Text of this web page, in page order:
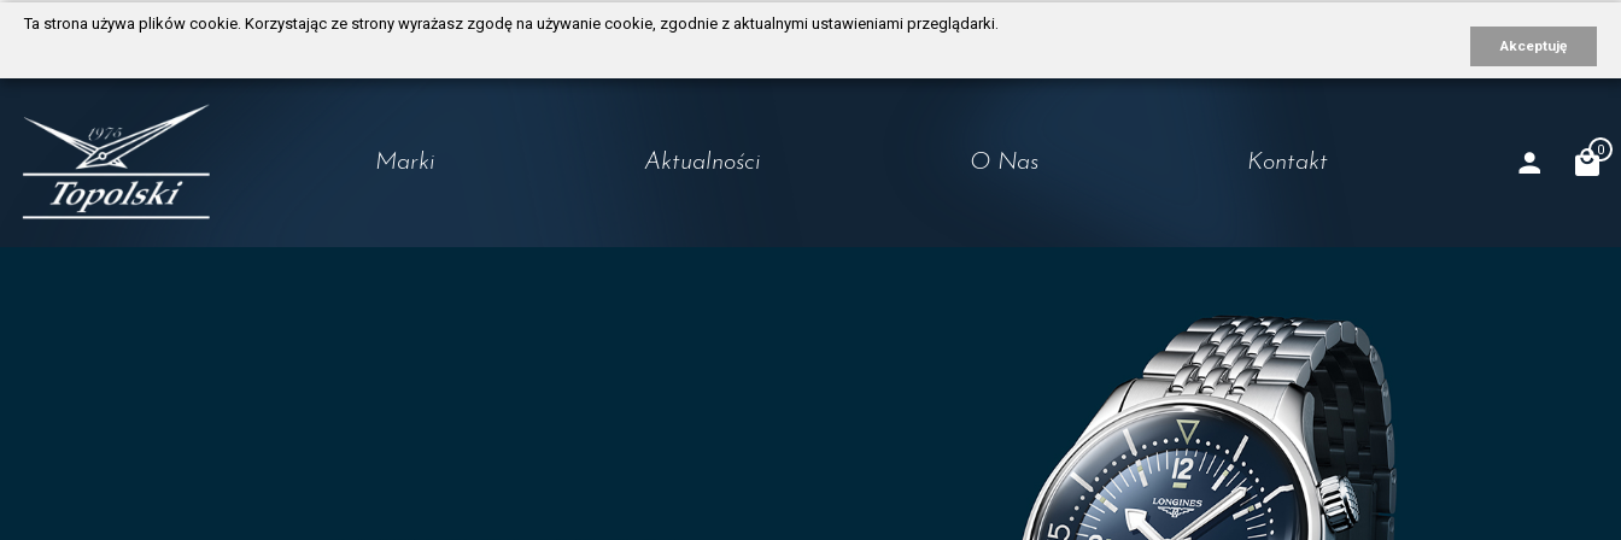
https://www.traditionrolex.com/3
Ta strona używa plików cookie. Korzystając ze strony wyrażasz zgodę na używanie cookie, zgodnie z aktualnymi ustawieniami przeglądarki.
Akceptuję
Marki Aktualności O Nas Kontakt
0